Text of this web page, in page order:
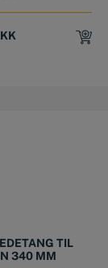
TIL
340 MM